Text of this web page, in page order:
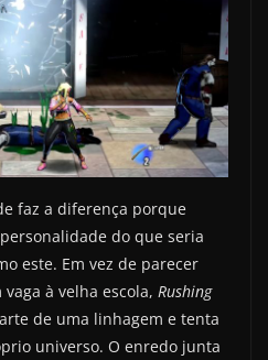
faz a diferença porque
do que seria
este. Em vez de parecer
à velha escola, Rushing
de uma linhagem e tenta
universo. O enredo junta